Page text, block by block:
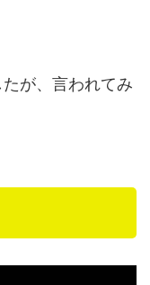
が、言われてみ